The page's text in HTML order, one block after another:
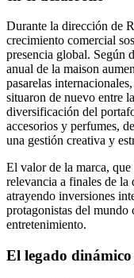
Durante la dirección de
crecimiento comercial
presencia global. Según
anual de la maison
pasarelas
situaron de nuevo entre
diversificación del
accesorios y perfumes,
una gestión creativa y
El valor de la marca,
relevancia a finales de la
atrayendo inversiones
protagonistas del mundo
entretenimiento.
El legado